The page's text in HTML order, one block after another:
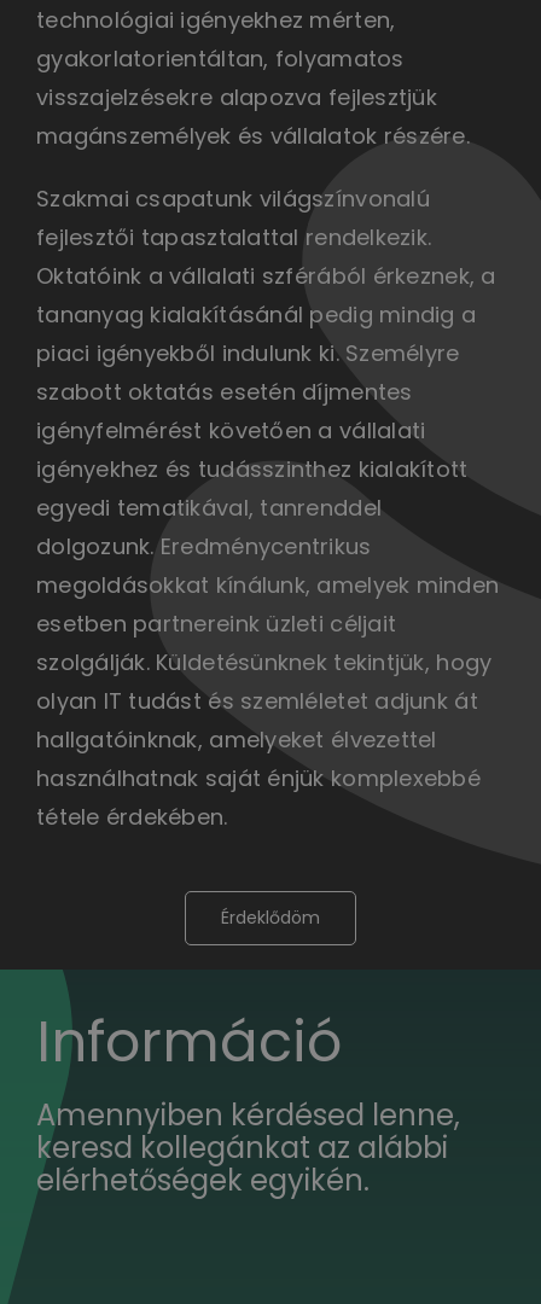
technológiai igényekhez mérten,
gyakorlatorientáltan, folyamatos
visszajelzésekre alapozva fejlesztjük
magánszemélyek és vállalatok részére.
Szakmai csapatunk világszínvonalú
fejlesztői tapasztalattal rendelkezik.
Oktatóink a vállalati szférából érkeznek, a
tananyag kialakításánál pedig mindig a
piaci igényekből indulunk ki. Személyre
szabott oktatás esetén díjmentes
igényfelmérést követően a vállalati
igényekhez és tudásszinthez kialakított
egyedi tematikával, tanrenddel
dolgozunk. Eredménycentrikus
megoldásokkat kínálunk, amelyek minden
esetben partnereink üzleti céljait
szolgálják. Küldetésünknek tekintjük, hogy
olyan IT tudást és szemléletet adjunk át
hallgatóinknak, amelyeket élvezettel
használhatnak saját énjük komplexebbé
tétele érdekében.
Érdeklődöm
Információ
Amennyiben kérdésed lenne,
keresd kollegánkat az alábbi
elérhetőségek egyikén.